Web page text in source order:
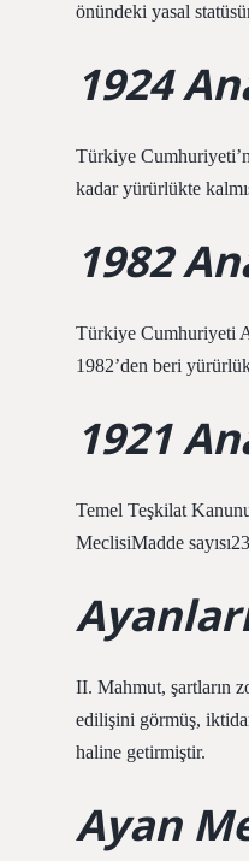
önündeki yasal
1924
Türkiye
kadar yürürlükte
1982
Türkiye Cumhuriyeti
1982’den beri
1921
Temel Teşkilat
MeclisiMadde
II. Mahmut, şartların
edilişini görmüş,
haline getirmiştir.
Ayan